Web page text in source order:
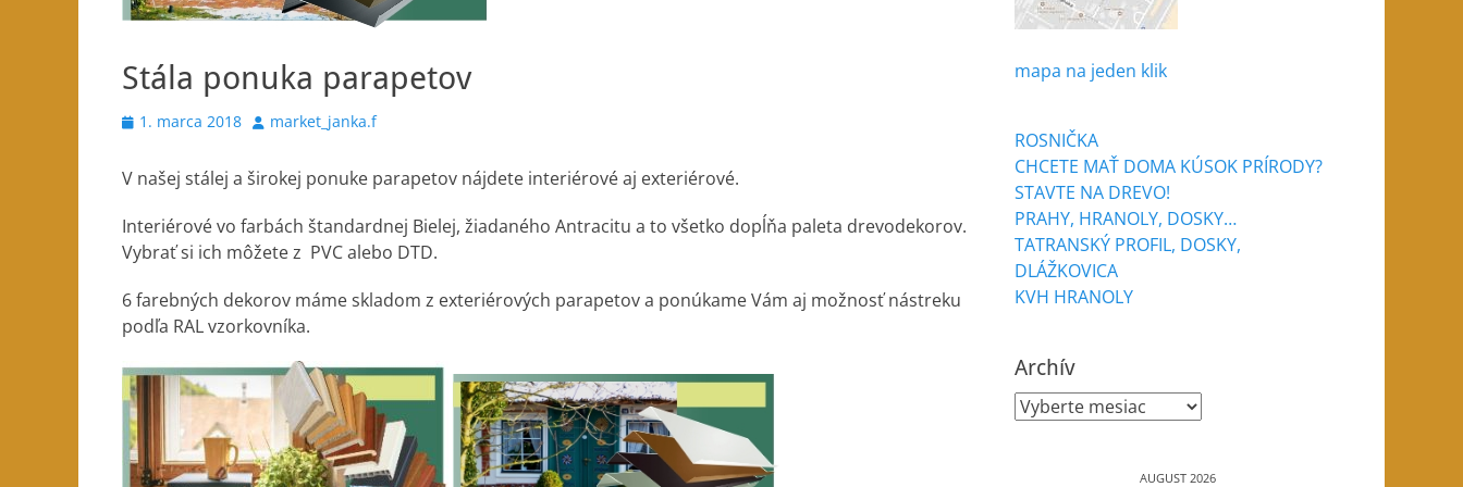
Stála ponuka parapetov
Posted
1. marca 2018 Author
market_janka.f
V našej stálej a širokej ponuke parapetov nájdete interiérové aj exteriérové.
Interiérové vo farbách štandardnej Bielej, žiadaného Antracitu a to všetko dopĺňa paleta drevodekorov.
Vybrať si ich môžete z PVC alebo DTD.
6 farebných dekorov máme skladom z exteriérových parapetov a ponúkame Vám aj možnosť nástreku
podľa RAL vzorkovníka.
mapa na jeden klik
ROSNIČKA
CHCETE MAŤ DOMA KÚSOK PRÍRODY?
STAVTE NA DREVO!
PRAHY, HRANOLY, DOSKY…
TATRANSKÝ PROFIL, DOSKY,
DLÁŽKOVICA
KVH HRANOLY
Archív
Archív
AUGUST 2026